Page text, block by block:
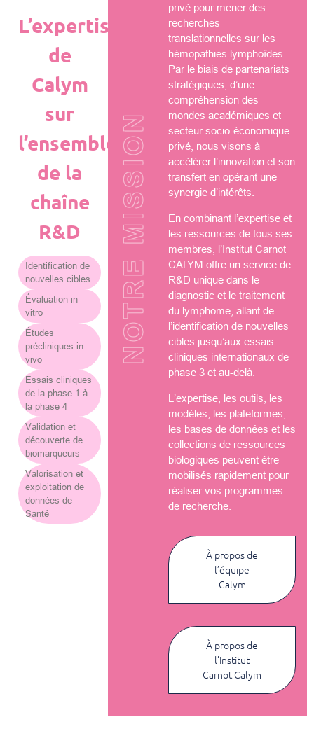
L’expertise
de
Calym
sur
l’ensemble
de la
chaîne
R&D
Identification de
nouvelles cibles
Évaluation in
vitro
Études
précliniques in
vivo
Essais cliniques
de la phase 1 à
la phase 4
Validation et
découverte de
biomarqueurs
Valorisation et
exploitation de
données de
Santé
NOTRE MISSION
privé pour mener des
recherches
translationnelles sur les
hémopathies lymphoïdes.
Par le biais de partenariats
stratégiques, d’une
compréhension des
mondes académiques et
secteur socio-économique
privé, nous visons à
accélérer l’innovation et son
transfert en opérant une
synergie d’intérêts.
En combinant l’expertise et
les ressources de tous ses
membres, l’Institut Carnot
CALYM offre un service de
R&D unique dans le
diagnostic et le traitement
du lymphome, allant de
l’identification de nouvelles
cibles jusqu’aux essais
cliniques internationaux de
phase 3 et au-delà.
L’expertise, les outils, les
modèles, les plateformes,
les bases de données et les
collections de ressources
biologiques peuvent être
mobilisés rapidement pour
réaliser vos programmes
de recherche.
À propos de
l’équipe
Calym
À propos de
l’Institut
Carnot Calym